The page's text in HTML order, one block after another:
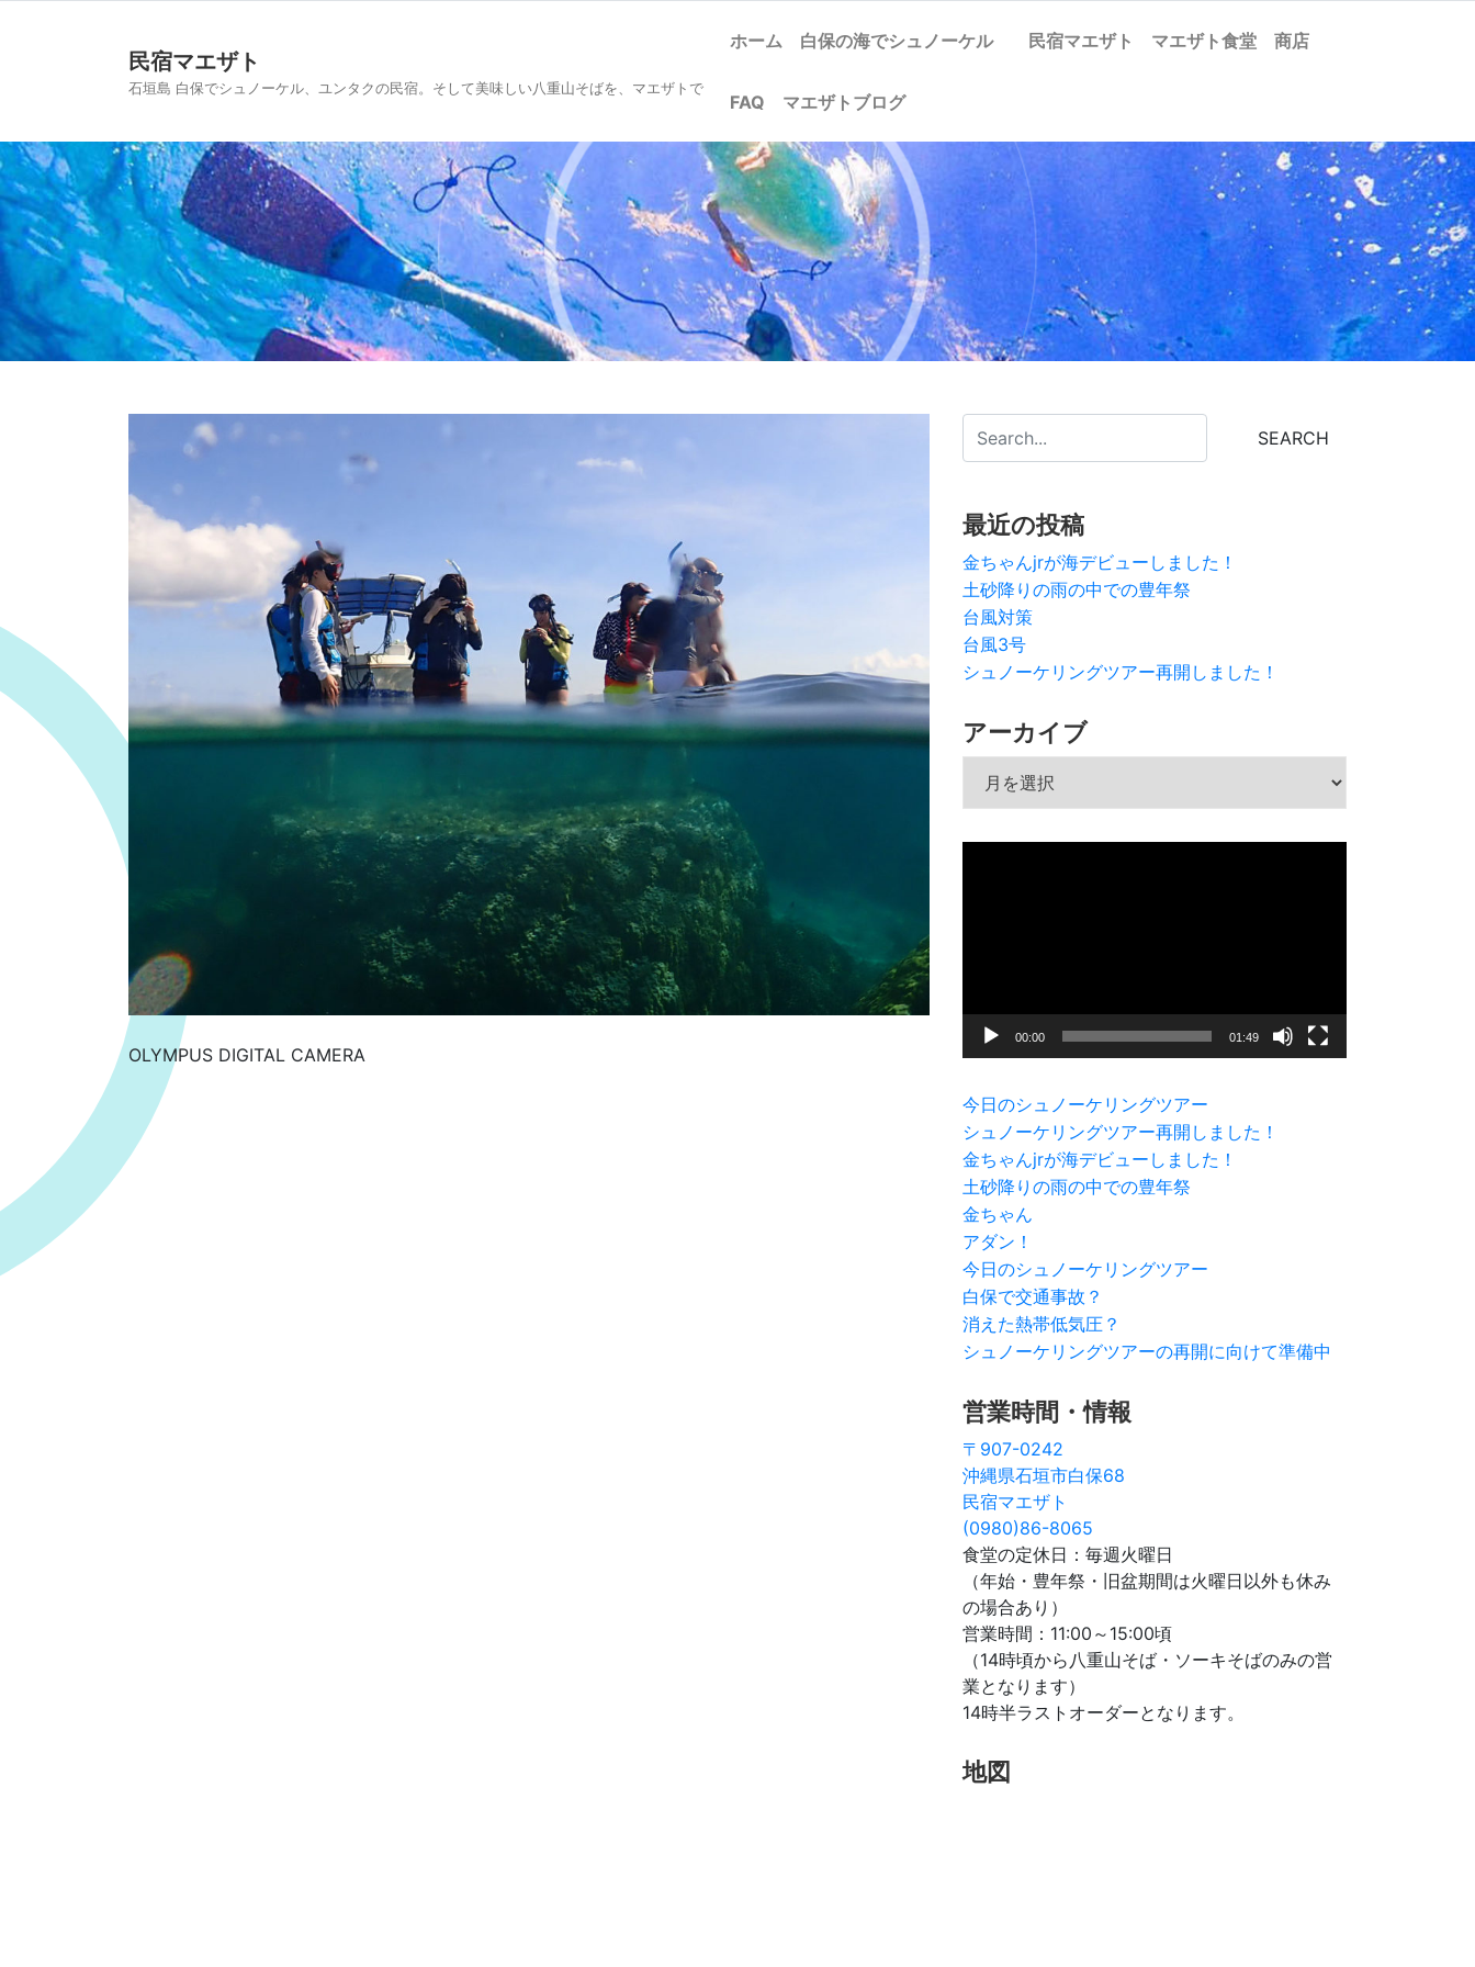
民宿マエザト
石垣島 白保でシュノーケル、ユンタクの民宿。そして美味しい八重山そばを、マエザトで
ホーム 白保の海でシュノーケル 民宿マエザト マエザト食堂 商店
FAQ マエザトブログ
OLYMPUS DIGITAL CAMERA
最近の投稿
金ちゃんjrが海デビューしました！
土砂降りの雨の中での豊年祭
台風対策
台風3号
シュノーケリングツアー再開しました！
アーカイブ
ー
00:00 01:49
今日のシュノーケリングツアー
シュノーケリングツアー再開しました！
金ちゃんjrが海デビューしました！
土砂降りの雨の中での豊年祭
金ちゃん
アダン！
今日のシュノーケリングツアー
白保で交通事故？
消えた熱帯低気圧？
シュノーケリングツアーの再開に向けて準備中
営業時間・情報
〒907-0242
沖縄県石垣市白保68
民宿マエザト
(0980)86-8065
食堂の定休日：毎週火曜日
（年始・豊年祭・旧盆期間は火曜日以外も休み
の場合あり）
営業時間：11:00～15:00頃
（14時頃から八重山そば・ソーキそばのみの営
業となります）
14時半ラストオーダーとなります。
地図